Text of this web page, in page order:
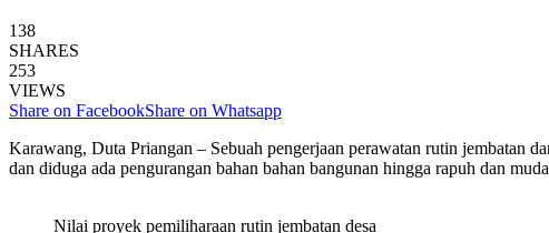
138
SHARES
253
VIEWS
Share on FacebookShare on Whatsapp
Karawang, Duta Priangan – Sebuah pengerjaan perawatan rutin jembatan
dan diduga ada pengurangan bahan bahan bangunan hingga rapuh dan
Nilai proyek pemiliharaan rutin jembatan desa